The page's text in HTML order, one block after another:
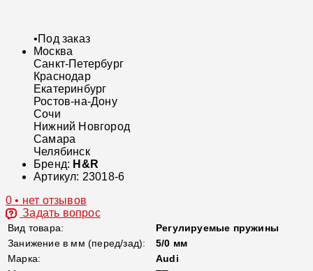
•Под заказ
Москва
Санкт-Петербург
Краснодар
Екатеринбург
Ростов-на-Дону
Сочи
Нижний Новгород
Самара
Челябинск
Бренд: H&R
Артикул: 23018-6
0 • нет отзывов
Задать вопрос
Вид товара:
Регулируемые пружины
Занижение в мм (перед/зад):
5/0 мм
Марка:
Audi